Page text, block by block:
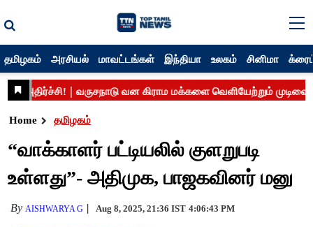
தமிழகம் அரசியல் மாவட்டங்கள் இந்தியா உலகம் சினிமா
Home தமிழகம்
“வாக்காளர் பட்டியலில் குளறுபடி
உள்ளது”- அதிமுக, பாஜகவினர் மனு
By AISHWARYA G Aug 8, 2025, 21:36 IST 4:06:43 PM